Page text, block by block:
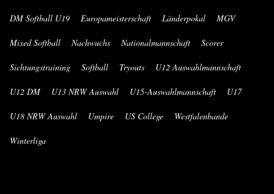
DM Softball U19 Europameisterschaft Länderpokal MGV
Mixed Softball Nachwuchs Nationalmannschaft Scorer
Sichtungstraining Softball Tryouts U12 Auswahlmannschaft
U12 DM U13 NRW Auswahl U15-Auswahlmannschaft U17
U18 NRW Auswahl Umpire US College Westfalenbande
Winterliga